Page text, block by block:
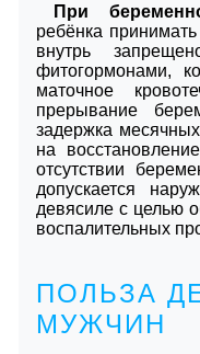
При
ребёнка
внутрь
фитогормонами,
маточное
прерывание
задержка
на
отсутствии
допускается
девясиле с целью
воспалительных
ПОЛЬЗА
МУЖЧИН